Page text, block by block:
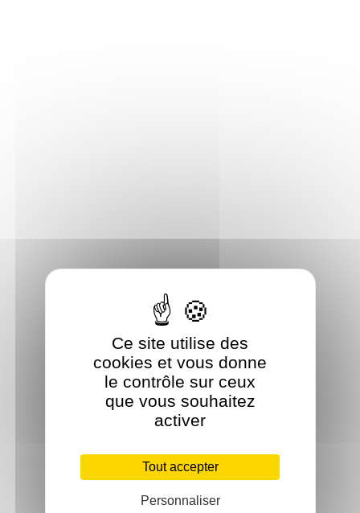
Ce site utilise des
cookies et vous donne
le contrôle sur ceux
que vous souhaitez
activer
Tout accepter
Personnaliser